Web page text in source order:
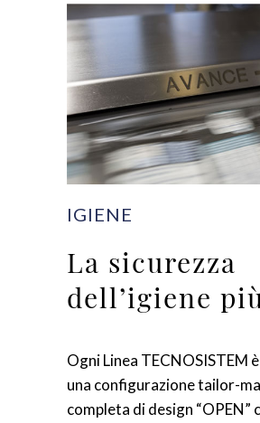
IGIENE
La sicurezza
dell’igiene
Ogni Linea TECNOSISTEM
una configurazione tailor-
completa di design “OPEN”